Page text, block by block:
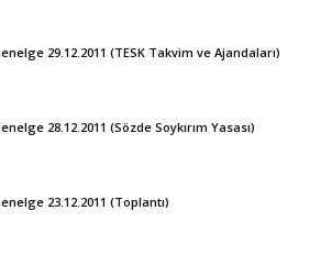
29.12.2011 (TESK Takvim ve Ajandaları)
28.12.2011 (Sözde Soykırım Yasası)
23.12.2011 (Toplantı)